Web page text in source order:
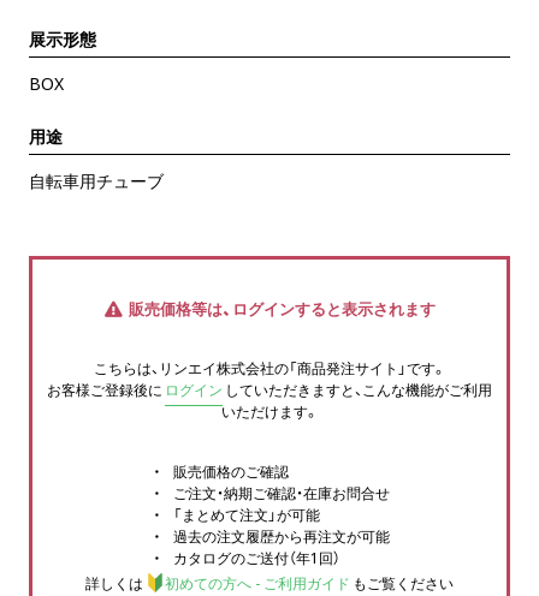
展示形態
BOX
用途
自転車用チューブ
販売価格等は、ログインすると表示されます
こちらは、リンエイ株式会社の「商品発注サイト」です。
お客様ご登録後に ログイン していただきますと、こんな機能がご利用
いただけます。
販売価格のご確認
ご注文・納期ご確認・在庫お問合せ
「まとめて注文」が可能
過去の注文履歴から再注文が可能
カタログのご送付（年1回）
詳しくは
初めての方へ - ご利用ガイド もご覧ください